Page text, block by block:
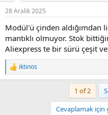
28 Aralık 2025
Modül'ü çinden aldığımdan
mantıklı olmuyor. Stok
Aliexpress te bir sürü çeşit
R
e
iktinos
1 of 2
Cevaplamak için